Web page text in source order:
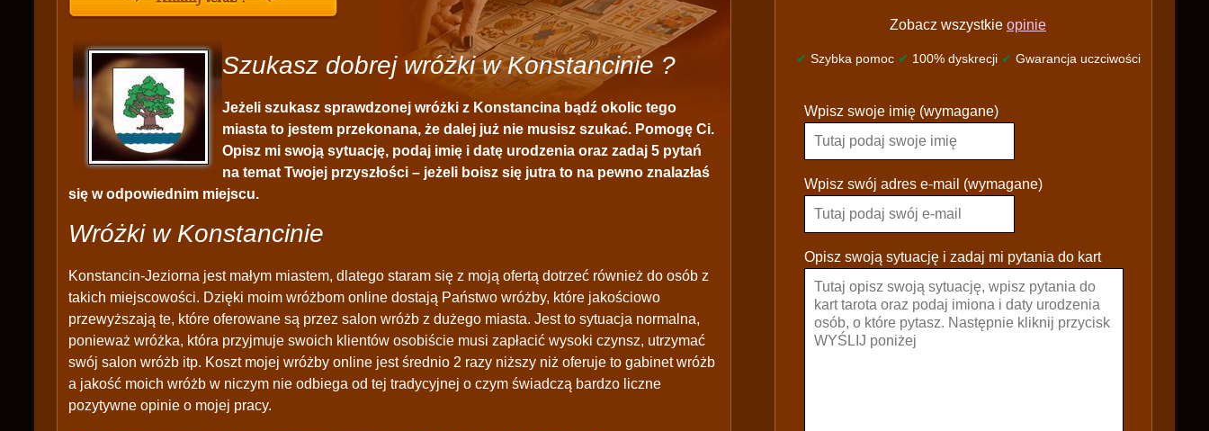
Szukasz dobrej wróżki w Konstancinie ?
Jeżeli szukasz sprawdzonej wróżki z Konstancina bądź okolic tego
miasta to jestem przekonana, że dalej już nie musisz szukać. Pomogę Ci.
Opisz mi swoją sytuację, podaj imię i datę urodzenia oraz zadaj 5 pytań
na temat Twojej przyszłości – jeżeli boisz się jutra to na pewno znalazłaś
się w odpowiednim miejscu.
Wróżki w Konstancinie
Konstancin-Jeziorna jest małym miastem, dlatego staram się z moją ofertą dotrzeć również do osób z
takich miejscowości. Dzięki moim wróżbom online dostają Państwo wróżby, które jakościowo
przewyższają te, które oferowane są przez salon wróżb z dużego miasta. Jest to sytuacja normalna,
ponieważ wróżka, która przyjmuje swoich klientów osobiście musi zapłacić wysoki czynsz, utrzymać
swój salon wróżb itp. Koszt mojej wróżby online jest średnio 2 razy niższy niż oferuje to gabinet wróżb
a jakość moich wróżb w niczym nie odbiega od tej tradycyjnej o czym świadczą bardzo liczne
pozytywne opinie o mojej pracy.
Zobacz wszystkie opinie
✔ Szybka pomoc ✔ 100% dyskrecji ✔ Gwarancja uczciwości
l
a
s
e
a
Wpisz swoje imię (wymagane)
Wpisz swój adres e-mail (wymagane)
Opisz swoją sytuację i zadaj mi pytania do kart